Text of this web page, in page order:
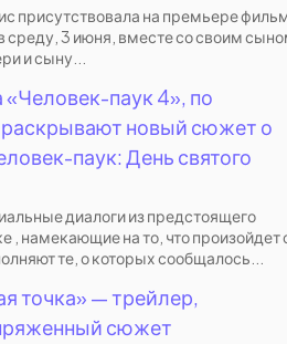
присутствовала на премьере
среду, 3 июня, вместе со своим
и сыну...
паук 4», по
новый сюжет о
паук: День святого
диалоги из предстоящего
, намекающие на то, что произойдет
те, о которых сообщалось...
точка» — трейлер,
сюжет